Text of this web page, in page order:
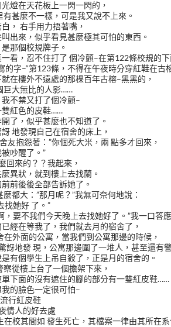
燈在天花板上一閃一閃的，
甚麼不一樣，可是我又說不上來。
， 右手用力捂著嘴，
出來，似乎看見甚麼極其可怕的東西。
那個校規牌子。
看，忍不住打了 個冷顫–在第122條校規的
的字–“第123條，不得在午夜時分穿紅鞋在古
在樓外不遠處的那棵百年古榕–黑黑的，
巨大無比的人影……
不禁又打了個冷顫–
雙紅色的皮鞋……
了，似乎甚麼也不知道了。
地發現自己在宿舍的床上，
友抱怨著：”你個死大米，兩 點多才回來，
吵醒了。”
回來的？？我起來，
異狀，就到樓上去找蘭。
前後後全部告訴她了。
都大：”那月呢？”我無可奈何地說：
找她好 了。”
，要不我們今天晚上去找她好了。”我一口答
經在等我了，我們就去月的宿舍了，
在外面的公寓，當我們到公寓那邊的時候，
訝地發 現，公寓那邊圍了一堆人，甚至還有
有個學生上吊自殺了，正是月的宿舍的。
從樓上台了一個擔架下來，
下面的沒有遮住的腳的部分有一雙紅皮鞋……
的臉色一定很可怕–
行紅皮鞋
情人的好去處
在校其間如 發生死亡，其檔案一律由其所在